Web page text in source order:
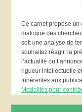
Ce carnet propose un
dialogue des
soit une analyse de
souhaitez réagir, la
l’actualité ou
rigueur intellectuelle
inhérentes aux
Modalités pour